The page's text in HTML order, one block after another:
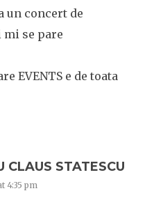
un concert de
mi se pare
EVENTS e de toata
CLAUS STATESCU
4:35 pm